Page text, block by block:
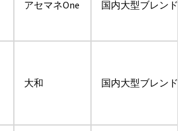
アセマネOne 国内大型ブレンド
大和 国内大型ブレンド